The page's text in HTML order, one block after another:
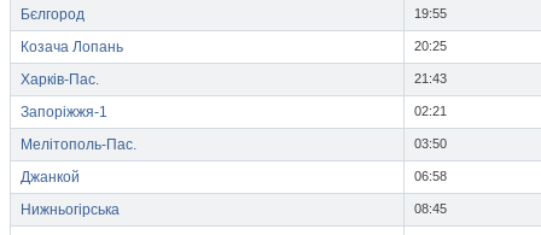
Бєлгород 19:55
Козача Лопань 20:25
Харків-Пас. 21:43
Запоріжжя-1 02:21
Мелітополь-Пас. 03:50
Джанкой 06:58
Нижньогірська 08:45